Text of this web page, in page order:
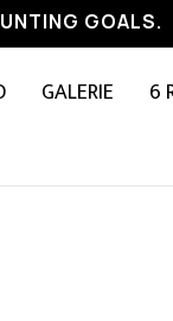
GOALS.
GALERIE 6